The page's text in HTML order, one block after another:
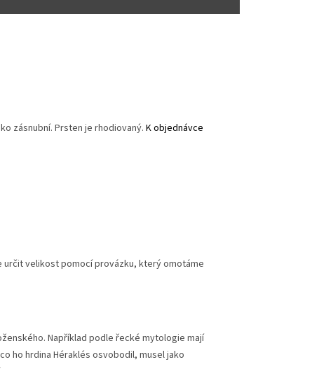
zásnubní. Prsten je rhodiovaný. K objednávce
určit velikost pomocí provázku, který omotáme
Například podle řecké mytologie mají
ho hrdina Héraklés osvobodil, musel jako